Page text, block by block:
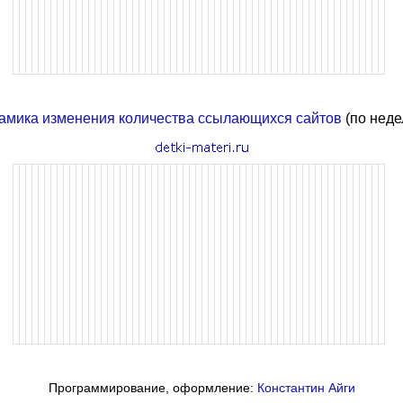
изменения количества ссылающихся сайтов (по
Программирование, оформление: Константин Айги